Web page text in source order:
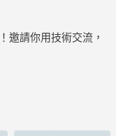
邀請你用技術交流，